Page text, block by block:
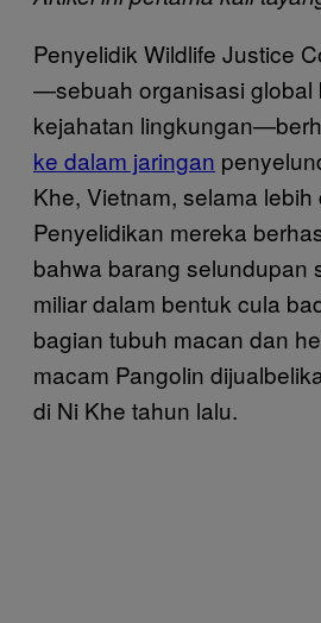
Penyelidik Wildlife Justice
—sebuah organisasi global
kejahatan
ke dalam jaringan
Khe, Vietnam, selama
Penyelidikan mereka
bahwa barang selundupan
miliar dalam bentuk cula
bagian tubuh macan dan
macam Pangolin
di Ni Khe tahun lalu.